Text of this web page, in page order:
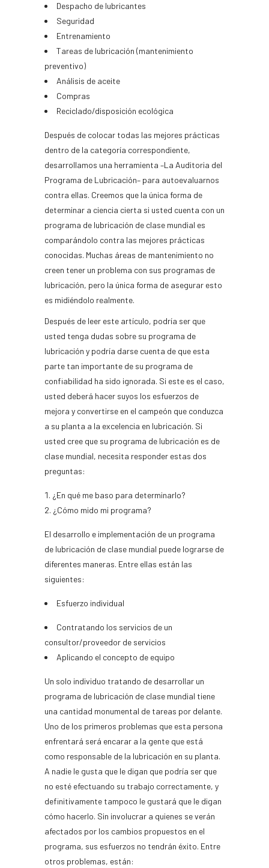
Despacho de lubricantes
Seguridad
Entrenamiento
Tareas de lubricación (mantenimiento
preventivo)
Análisis de aceite
Compras
Reciclado/disposición ecológica
Después de colocar todas las mejores prácticas
dentro de la categoría correspondiente,
desarrollamos una herramienta –La Auditoria del
Programa de Lubricación– para autoevaluarnos
contra ellas. Creemos que la única forma de
determinar a ciencia cierta si usted cuenta con un
programa de lubricación de clase mundial es
comparándolo contra las mejores prácticas
conocidas. Muchas áreas de mantenimiento no
creen tener un problema con sus programas de
lubricación, pero la única forma de asegurar esto
es midiéndolo realmente.
Después de leer este artículo, podría ser que
usted tenga dudas sobre su programa de
lubricación y podría darse cuenta de que esta
parte tan importante de su programa de
confiabilidad ha sido ignorada. Si este es el caso,
usted deberá hacer suyos los esfuerzos de
mejora y convertirse en el campeón que conduzca
a su planta a la excelencia en lubricación. Si
usted cree que su programa de lubricación es de
clase mundial, necesita responder estas dos
preguntas:
¿En qué me baso para determinarlo?
¿Cómo mido mi programa?
El desarrollo e implementación de un programa
de lubricación de clase mundial puede lograrse de
diferentes maneras. Entre ellas están las
siguientes:
Esfuerzo individual
Contratando los servicios de un
consultor/proveedor de servicios
Aplicando el concepto de equipo
Un solo individuo tratando de desarrollar un
programa de lubricación de clase mundial tiene
una cantidad monumental de tareas por delante.
Uno de los primeros problemas que esta persona
enfrentará será encarar a la gente que está
como responsable de la lubricación en su planta.
A nadie le gusta que le digan que podría ser que
no esté efectuando su trabajo correctamente, y
definitivamente tampoco le gustará que le digan
cómo hacerlo. Sin involucrar a quienes se verán
afectados por los cambios propuestos en el
programa, sus esfuerzos no tendrán éxito. Entre
otros problemas, están: